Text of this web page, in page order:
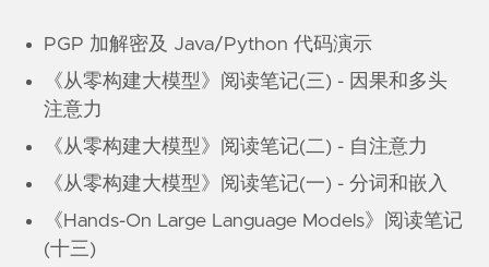
PGP 加解密及 Java/Python 代码演示
《从零构建大模型》阅读笔记(三) - 因果和多头
注意力
《从零构建大模型》阅读笔记(二) - 自注意力
《从零构建大模型》阅读笔记(一) - 分词和嵌入
《Hands-On Large Language Models》阅读笔记
(十三)